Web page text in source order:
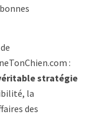
:
stratégie
la
des